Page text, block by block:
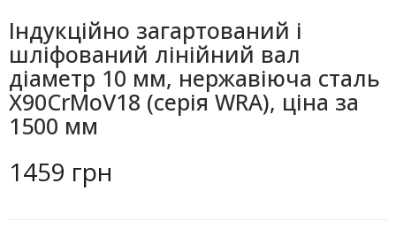
Індукційно загартований і
шліфований лінійний вал
діаметр 10 мм, нержавіюча сталь
X90CrMoV18 (серія WRA), ціна за
1500 мм
1459 грн